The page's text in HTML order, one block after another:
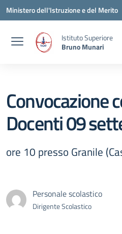
Vai ai contenuti
Vai al menu di navigazione
Vai al footer
Ministero dell'Istruzione e del Merito
Istituto Superiore
Bruno Munari
Convocazione
Docenti 09
ore 10 presso Granile
Personale scolastico
Dirigente Scolastico